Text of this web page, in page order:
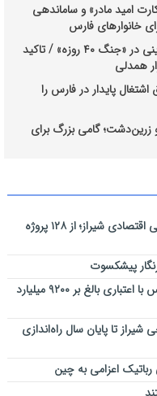
امید مادر» و ساماندهی
خانوارهای فارس
تجلی امید در خانه‌های مردم با حماسه‌آفرینی در «جنگ ۴۰ روزه» / تاکید
پایدار در فارس را
گامی بزرگ برای
چهار سال طلایی پیشرفت عمرانی و شکوفایی اقتصادی شیراز؛ از ۱۲۸ پروژه
پیشکسوت
افتتاح ۱۱.۵ کیلومتر بزرگراه جهرم-لار-بندرعباس با اعتباری بالغ بر ۹۲۰۰ میلیارد
تا پایان سال راه‌اندازی
اعزامی به چین